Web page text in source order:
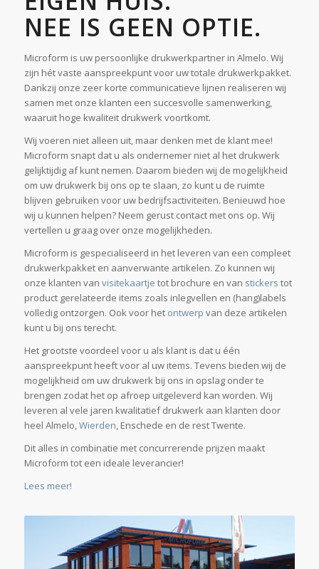
Microform is uw persoonlijke drukwerkpartner in Almelo. Wij
Dankzij onze zeer korte communicatieve lijnen realiseren wij
samen met onze klanten een succesvolle samenwerking,
waaruit hoge kwaliteit drukwerk voortkomt.
Wij voeren niet alleen uit, maar denken met de klant mee!
gelijktijdig af kunt nemen. Daarom bieden wij de mogelijkheid
om uw drukwerk bij ons op te slaan, zo kunt u de ruimte
blijven gebruiken voor uw bedrijfsactiviteiten. Benieuwd hoe
wij u kunnen helpen? Neem gerust contact met ons op. Wij
vertellen u graag over onze mogelijkheden.
Microform is gespecialiseerd in het leveren van een compleet
onze klanten vanvisitekaartjetot brochure en vanstickerstot
product gerelateerde items zoals inlegvellen en (hang)labels
volledig ontzorgen. Ook voor hetontwerpvan deze artikelen
kunt u bij ons terecht.
Het grootste voordeel voor u als klant is dat u één
mogelijkheid om uw drukwerk bij ons in opslag onder te
brengen zodat het op afroep uitgeleverd kan worden. Wij
leveren al vele jaren kwalitatief drukwerk aan klanten door
heel Almelo,Wierden, Enschede en de rest Twente.
Dit alles in combinatie met concurrerende prijzen maakt
Lees meer!